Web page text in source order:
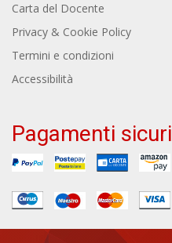
Carta del Docente
Privacy & Cookie Policy
Termini e condizioni
Accessibilità
Pagamenti sicuri